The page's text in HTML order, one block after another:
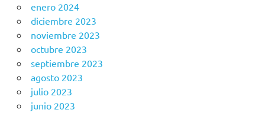
enero 2024
diciembre 2023
noviembre 2023
octubre 2023
septiembre 2023
agosto 2023
julio 2023
junio 2023